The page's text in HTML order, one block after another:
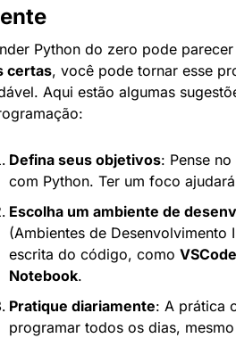
certas, você pode tornar esse
Aqui estão algumas
Defina seus objetivos: Pense
com Python. Ter um foco
Escolha um ambiente de
(Ambientes de Desenvolvimento
escrita do código, como VSCode
Notebook.
Pratique diariamente: A prática
programar todos os dias,